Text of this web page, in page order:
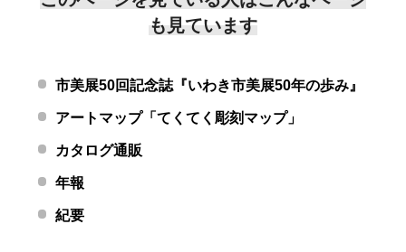
も見ています
市美展50回記念誌『いわき市美展50年の歩み』
アートマップ「てくてく彫刻マップ」
カタログ通販
年報
紀要